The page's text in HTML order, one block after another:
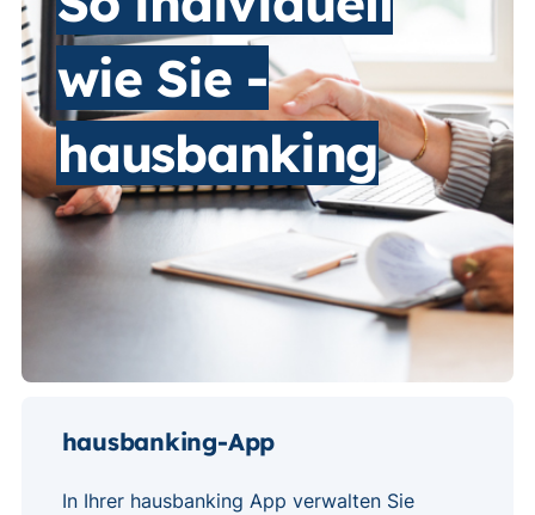
wie Sie -
hausbanking
hausbanking-App
In Ihrer hausbanking App verwalten Sie